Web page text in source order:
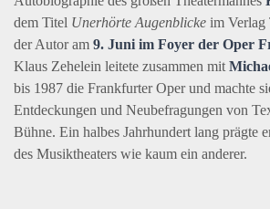
dem Titel Unerhörte Augenblicke im Verlag
der Autor am 9. Juni im Foyer der Oper
Klaus Zehelein leitete zusammen mit
bis 1987 die Frankfurter Oper und machte
Entdeckungen und Neubefragungen von
Bühne. Ein halbes Jahrhundert lang prägte
des Musiktheaters wie kaum ein anderer.